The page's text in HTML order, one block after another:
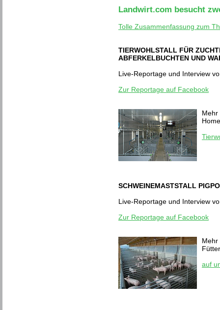
Landwirt.com besucht
Tolle Zusammenfassung zum
TIERWOHLSTALL FÜR
ABFERKELBUCHTEN UND
Live-Reportage und Interview
Zur Reportage auf Facebook
Mehr
SCHWEINEMASTSTALL
Live-Reportage und Interview
Zur Reportage auf Facebook
Mehr
auf